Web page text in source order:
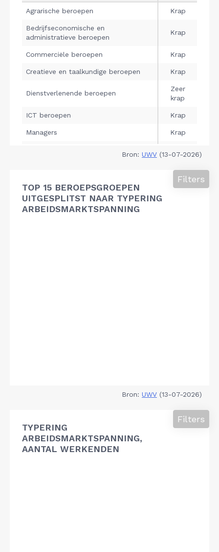
Bron: UWV (13-07-2026)
TOP 15 BEROEPSGROEPEN
UITGESPLITST NAAR TYPERING
ARBEIDSMARKTSPANNING
Filters
Bron: UWV (13-07-2026)
TYPERING
ARBEIDSMARKTSPANNING,
AANTAL WERKENDEN
Filters